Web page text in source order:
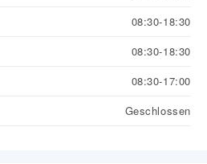
08:30-18:30
08:30-18:30
08:30-17:00
Geschlossen